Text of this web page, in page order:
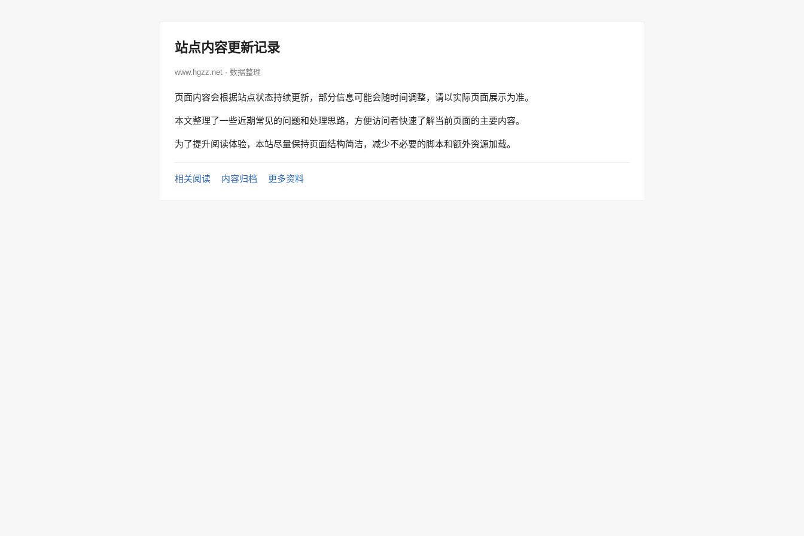
站点内容更新记录
www.hgzz.net · 数据整理
页面内容会根据站点状态持续更新，部分信息可能会随时间调整，请以实际页面展示为准。
本文整理了一些近期常见的问题和处理思路，方便访问者快速了解当前页面的主要内容。
为了提升阅读体验，本站尽量保持页面结构简洁，减少不必要的脚本和额外资源加载。
相关阅读 内容归档 更多资料